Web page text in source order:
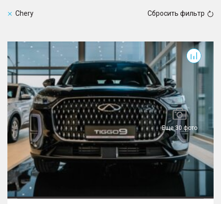
Chery Сбросить фильтр
Еще 30 фото